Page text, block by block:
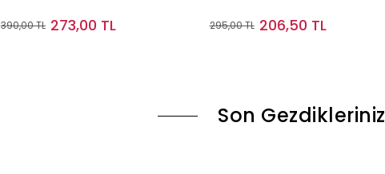
390,00 TL 273,00 TL 295,00 TL 206,50 TL
Son Gezdikleriniz